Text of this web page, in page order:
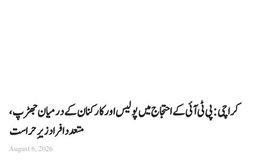
کراچی: پی ٹی آئی کے احتجاج میں پولیس اور کارکنان کے درمیان جھڑپ،
متعدد افراد زیرِ حراست
August 6, 2026